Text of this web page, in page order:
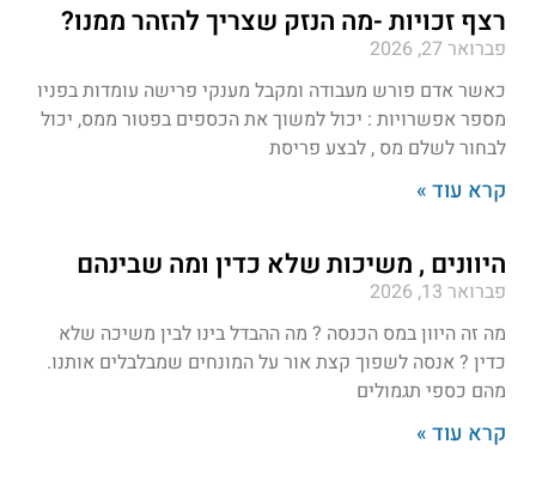
רצף זכויות -מה הנזק שצריך להזהר ממנו?
פברואר 27, 2026
כאשר אדם פורש מעבודה ומקבל מענקי פרישה עומדות בפניו
מספר אפשרויות : יכול למשוך את הכספים בפטור ממס, יכול
לבחור לשלם מס , לבצע פריסת
קרא עוד »
היוונים , משיכות שלא כדין ומה שבינהם
פברואר 13, 2026
מה זה היוון במס הכנסה ? מה ההבדל בינו לבין משיכה שלא
כדין ? אנסה לשפוך קצת אור על המונחים שמבלבלים אותנו.
מהם כספי תגמולים
קרא עוד »